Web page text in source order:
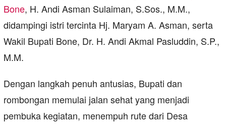
Bone, H. Andi Asman Sulaiman, S.Sos., M.M.,
didampingi istri tercinta Hj. Maryam A. Asman, serta
Wakil Bupati Bone, Dr. H. Andi Akmal Pasluddin, S.P.,
M.M.
Dengan langkah penuh antusias, Bupati dan
rombongan memulai jalan sehat yang menjadi
pembuka kegiatan, menempuh rute dari Desa